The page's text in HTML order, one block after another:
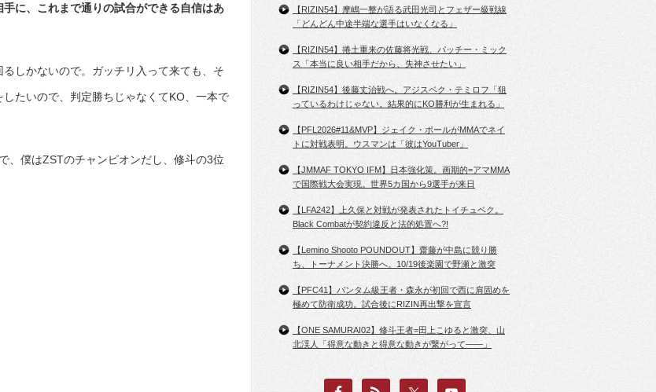
に、これまで通りの試合ができる自信はあ
しかないので。ガッチリ入って来ても、そ
たいので、判定勝ちじゃなくてKO、一本で
、僕はZSTのチャンピオンだし、修斗の3位
【RIZIN54】摩嶋一整が語る武田光司とフェザー級戦線
「どんどん中途半端な選手はいなくなる」
【RIZIN54】捲土重来の佐藤将光戦、パッチー・ミック
ス「本当に良い相手だから、失神させたい」
【RIZIN54】後藤丈治戦へ。アジスベク・テミロフ「狙
っているわけじゃない。結果的にKO勝利が生まれる」
【PFL2026#11&MVP】ジェイク・ポールがMMAでネイ
トに対戦表明。ウスマンは「彼はYouTuber」
【JMMAF TOKYO IFM】日本強化策。画期的=アマMMA
で国際戦大会実現。世界5カ国から9選手が来日
【LFA242】上久保と対戦が発表されたトイチュベク。
Black Combatが契約違反と法的処置へ?!
【Lemino Shooto POUNDOUT】齋藤が中島に競り勝
ち、トーナメント決勝へ。10/19後楽園で野瀬と激突
【PFC41】バンタム級王者・森永が初回で西に肩固めを
極めて防衛成功。試合後にRIZIN再出撃を宣言
【ONE SAMURAI02】修斗王者=田上こゆると激突、山
北渓人「得意な動きと得意な動きが繋がって――」